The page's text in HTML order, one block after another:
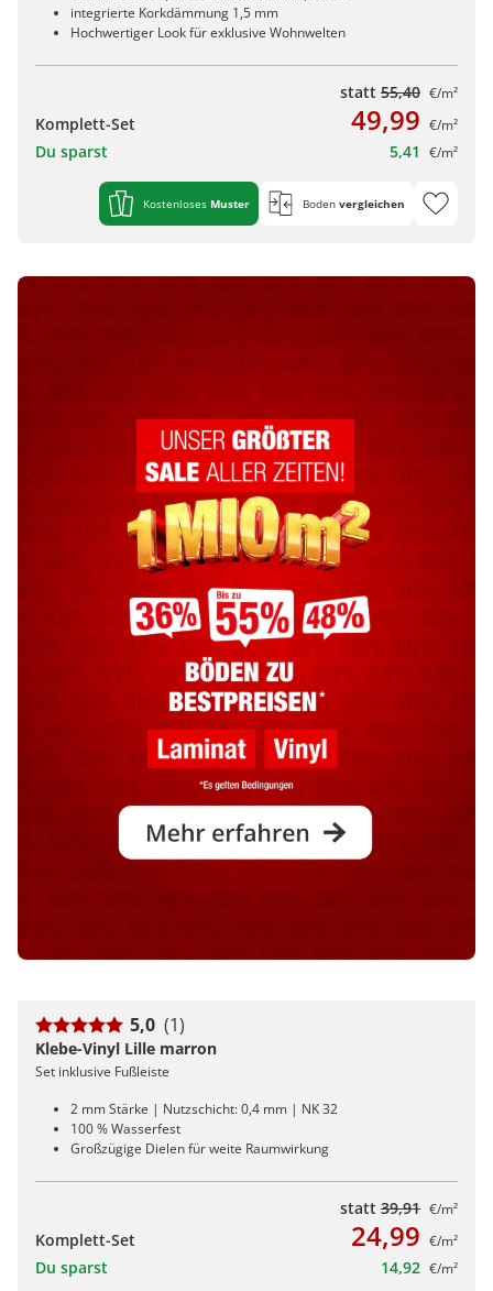
integrierte Korkdämmung 1,5 mm
Hochwertiger Look für exklusive Wohnwelten
statt 55,40 €/m²
Komplett-Set 49,99 €/m²
Du sparst 5,41 €/m²
Kostenloses Muster Boden vergleichen
5,0 (1)
Klebe-Vinyl Lille marron
Set inklusive Fußleiste
2 mm Stärke | Nutzschicht: 0,4 mm | NK 32
100 % Wasserfest
Großzügige Dielen für weite Raumwirkung
statt 39,91 €/m²
Komplett-Set 24,99 €/m²
Du sparst 14,92 €/m²